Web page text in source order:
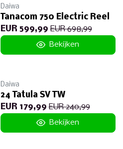
Daiwa
Tanacom 750 Electric Reel
EUR 599,99 EUR 698,99
Bekijken
Daiwa
24 Tatula SV TW
EUR 179,99 EUR 240,99
Bekijken